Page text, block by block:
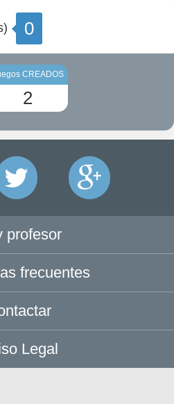
0
CREADOS
2
profesor
frecuentes
Legal